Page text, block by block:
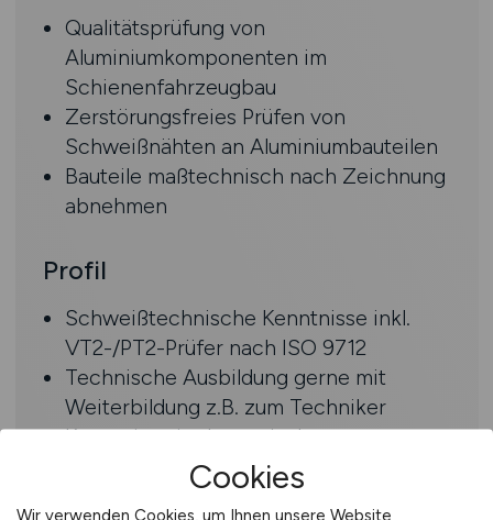
Qualitätsprüfung von
Aluminiumkomponenten im
Schienenfahrzeugbau
Zerstörungsfreies Prüfen von
Schweißnähten an Aluminiumbauteilen
Bauteile maßtechnisch nach Zeichnung
abnehmen
Profil
Schweißtechnische Kenntnisse inkl.
VT2-/PT2-Prüfer nach ISO 9712
Technische Ausbildung gerne mit
Weiterbildung z.B. zum Techniker
Kenntnisse in der optischen
Vermessung (laserunterstützte
Cookies
Wir verwenden Cookies, um Ihnen unsere Website